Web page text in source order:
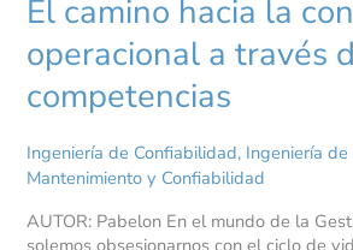
El camino hacia la
operacional a través
competencias
Ingeniería de Confiabilidad, Ingeniería
Mantenimiento y Confiabilidad
AUTOR: Pabelon En el mundo de la
solemos obsesionarnos con el ciclo de